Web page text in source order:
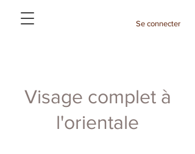
Se connecter
Visage complet à
l'orientale